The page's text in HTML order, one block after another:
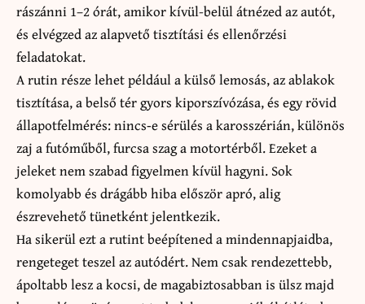
rászánni 1–2 órát, amikor kívül-belül átnézed az autót,
és elvégzed az alapvető tisztítási és ellenőrzési
feladatokat.
A rutin része lehet például a külső lemosás, az ablakok
tisztítása, a belső tér gyors kiporszívózása, és egy rövid
állapotfelmérés: nincs‑e sérülés a karosszérián, különös
zaj a futóműből, furcsa szag a motortérből. Ezeket a
jeleket nem szabad figyelmen kívül hagyni. Sok
komolyabb és drágább hiba először apró, alig
észrevehető tünetként jelentkezik.
Ha sikerül ezt a rutint beépítened a mindennapjaidba,
rengeteget teszel az autódért. Nem csak rendezettebb,
ápoltabb lesz a kocsi, de magabiztosabban is ülsz majd